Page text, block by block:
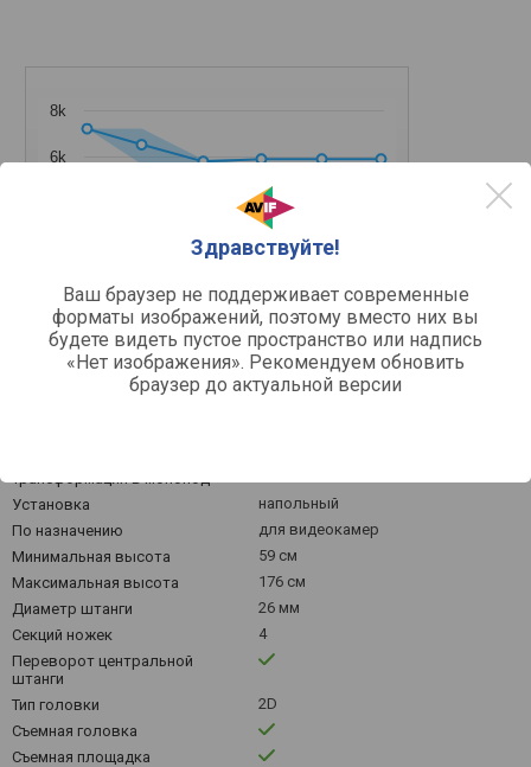
Здравствуйте!
Ваш браузер не поддерживает современные
форматы изображений, поэтому вместо них вы
будете видеть пустое пространство или надпись
«Нет изображения». Рекомендуем обновить
браузер до актуальной версии
Май '26
6k
8k
Трансформация в монопод
Установка
напольный
По назначению
для видеокамер
Минимальная высота
59 см
Максимальная высота
176 см
Диаметр штанги
26 мм
Секций ножек
4
Переворот центральной
штанги
Тип головки
2D
Съемная головка
Съемная площадка